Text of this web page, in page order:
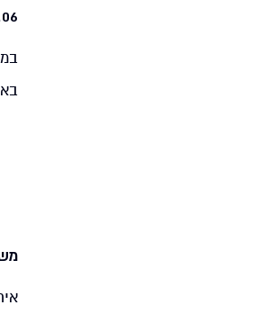
19.06-20.06